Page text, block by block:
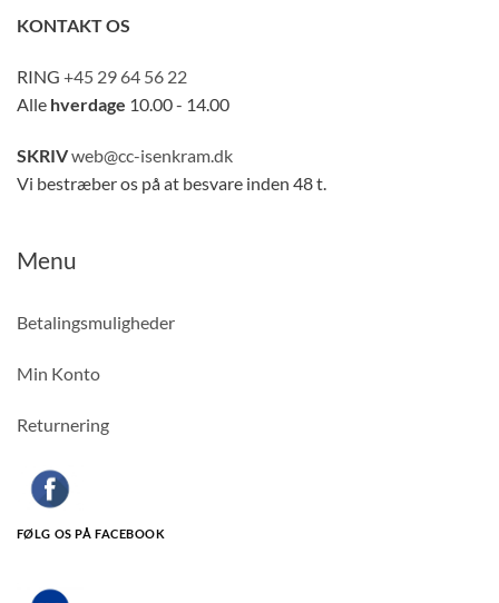
KONTAKT OS
RING +45 29 64 56 22
Alle hverdage 10.00 - 14.00
SKRIVweb@cc-isenkram.dk
Vi bestræber os på at besvare inden 48 t.
Menu
Betalingsmuligheder
Min Konto
Returnering
FØLG OS PÅ FACEBOOK